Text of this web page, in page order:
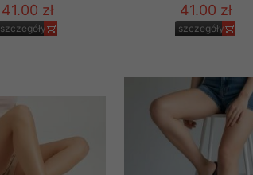
41.00 zł
szczegóły
41.00 zł
szczegóły